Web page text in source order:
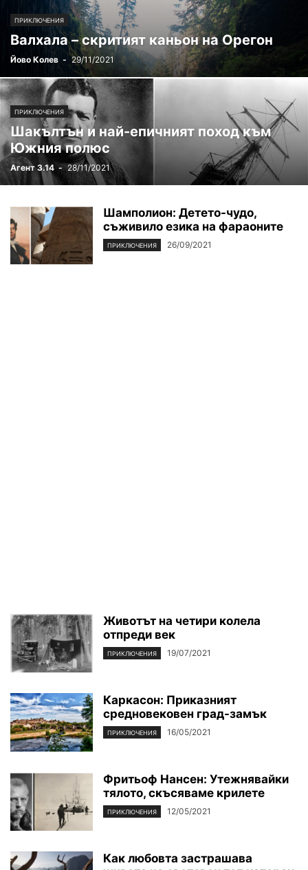
ПРИКЛЮЧЕНИЯ
Валхала – скритият каньон на Орегон
Йово Колев - 29/11/2021
ПРИКЛЮЧЕНИЯ
Шакълтън и най-епичният поход към
Южния полюс
Агент 3.14 - 28/11/2021
Шамполион: Детето-чудо,
съживило езика на фараоните
ПРИКЛЮЧЕНИЯ 26/09/2021
Животът на четири колела
отпреди век
ПРИКЛЮЧЕНИЯ 19/07/2021
Каркасон: Приказният
средновековен град-замък
ПРИКЛЮЧЕНИЯ 16/05/2021
Фритьоф Нансен: Утежнявайки
тялото, скъсяваме крилете
ПРИКЛЮЧЕНИЯ 12/05/2021
Как любовта застрашава